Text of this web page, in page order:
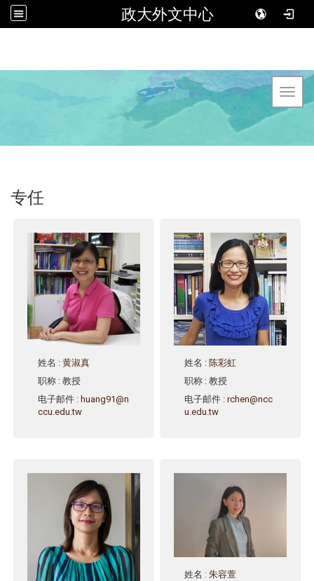
政大外文中心
专任
姓名 :黄淑真
职称 : 教授
电子邮件 :huang91@n
ccu.edu.tw
姓名 :陈彩虹
职称 : 教授
电子邮件 :rchen@ncc
u.edu.tw
姓名 :朱容萱